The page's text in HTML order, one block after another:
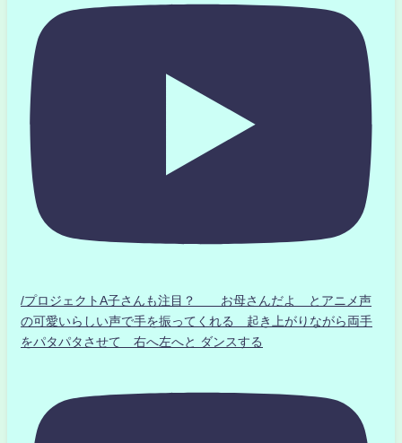
/プロジェクトA子さんも注目？ お母さんだよ とアニメ声
の可愛いらしい声で手を振ってくれる 起き上がりながら両手
をパタパタさせて 右へ左へと ダンスする